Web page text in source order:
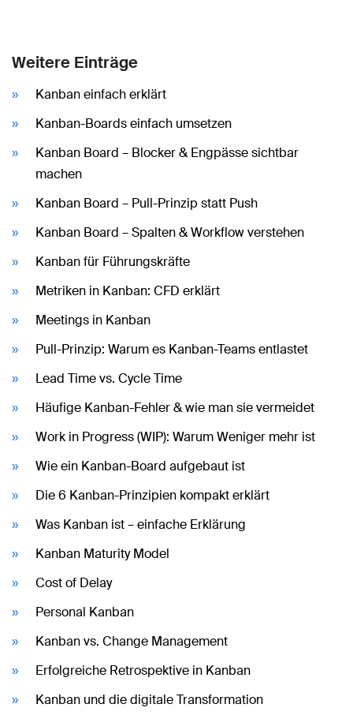
Weitere Einträge
Kanban einfach erklärt
Kanban-Boards einfach umsetzen
Kanban Board – Blocker & Engpässe sichtbar
machen
Kanban Board – Pull-Prinzip statt Push
Kanban Board – Spalten & Workflow verstehen
Kanban für Führungskräfte
Metriken in Kanban: CFD erklärt
Meetings in Kanban
Pull-Prinzip: Warum es Kanban-Teams entlastet
Lead Time vs. Cycle Time
Häufige Kanban-Fehler & wie man sie vermeidet
Work in Progress (WIP): Warum Weniger mehr ist
Wie ein Kanban-Board aufgebaut ist
Die 6 Kanban-Prinzipien kompakt erklärt
Was Kanban ist – einfache Erklärung
Kanban Maturity Model
Cost of Delay
Personal Kanban
Kanban vs. Change Management
Erfolgreiche Retrospektive in Kanban
Kanban und die digitale Transformation